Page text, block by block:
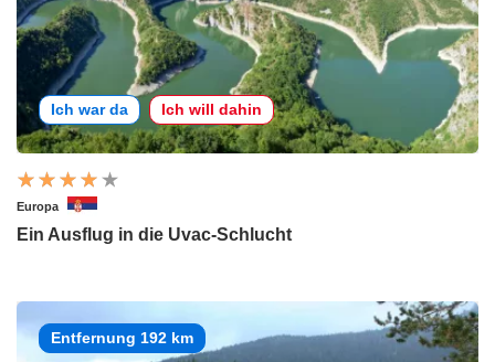
Ich war da Ich will dahin
Europa
Ein Ausflug in die Uvac-Schlucht
Entfernung 192 km